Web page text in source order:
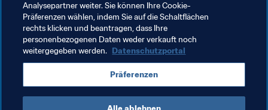
Australia Brazil France Kosovo
Madagascar Mauritius Northern Ireland
Republic of Ireland Spain USA CAF
AFC UEFA Concacaf CONMEBOL
Analysepartner weiter. Sie können Ihre Cookie-
Präferenzen wählen, indem Sie auf die Schaltflächen
rechts klicken und beantragen, dass Ihre
personenbezogenen Daten weder verkauft noch
weitergegeben werden. Datenschutzportal
Präferenzen